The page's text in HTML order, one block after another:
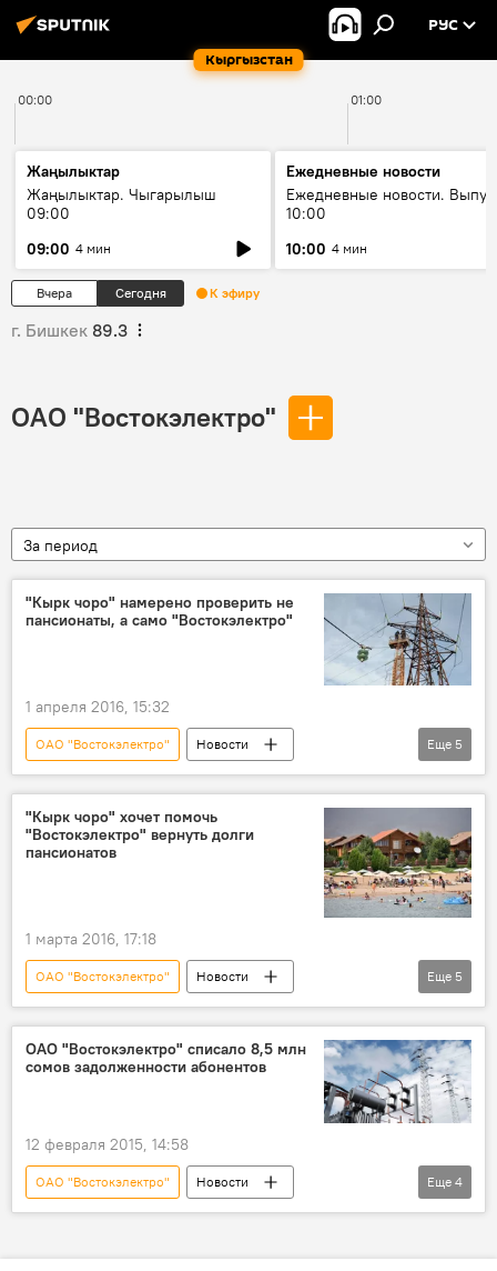
Кыргызстан
РУС
00:00 01:00
Жаңылыктар
Жаңылыктар. Чыгарылыш
09:00
09:00 4 мин
Ежедневные новости
Ежедневные новости.
10:00
10:00 4 мин
Вчера Сегодня К эфиру
г. Бишкек 89.3
ОАО "Востокэлектро"
За период
"Кырк чоро" намерено проверить не
пансионаты, а само "Востокэлектро"
1 апреля 2016, 15:32
ОАО "Востокэлектро"
Новости
Кыргызстан
Общество
движение "Кырк чоро"
рейд
Еще 5
"Кырк чоро" хочет помочь
"Востокэлектро" вернуть долги
пансионатов
1 марта 2016, 17:18
ОАО "Востокэлектро"
Новости
Кыргызстан
Общество
Бакыт Сыдыков
долг
Еще 5
ОАО "Востокэлектро" списало 8,5 млн
сомов задолженности абонентов
12 февраля 2015, 14:58
ОАО "Востокэлектро"
Новости
экономика
Общество
Еще 4